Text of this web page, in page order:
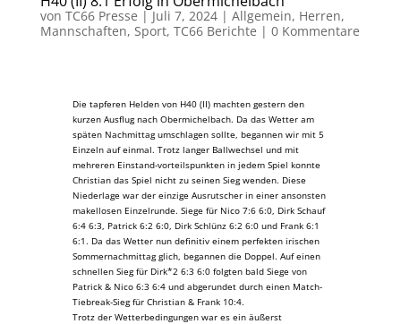
von TC66 Presse |Juli 7, 2024| Allgemein, Herren,
Mannschaften, Sport, TC66 Berichte | 0 Kommentare
Die tapferen Helden von H40 (II) machten gestern den
kurzen Ausflug nach Obermichelbach. Da das Wetter am
späten Nachmittag umschlagen sollte, begannen wir mit 5
Einzeln auf einmal. Trotz langer Ballwechsel und mit
mehreren Einstand-vorteilspunkten in jedem Spiel konnte
Christian das Spiel nicht zu seinen Sieg wenden. Diese
Niederlage war der einzige Ausrutscher in einer ansonsten
makellosen Einzelrunde. Siege für Nico 7:6 6:0, Dirk Schauf
6:4 6:3, Patrick 6:2 6:0, Dirk Schlünz 6:2 6:0 und Frank 6:1
6:1. Da das Wetter nun definitiv einem perfekten irischen
Sommernachmittag glich, begannen die Doppel. Auf einen
schnellen Sieg für Dirk*2 6:3 6:0 folgten bald Siege von
Patrick & Nico 6:3 6:4 und abgerundet durch einen Match-
Tiebreak-Sieg für Christian & Frank 10:4.
Trotz der Wetterbedingungen war es ein äußerst